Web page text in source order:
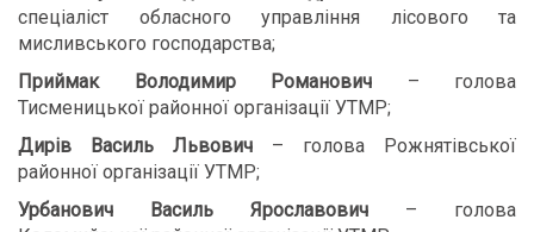
спеціаліст обласного управління лісового та
мисливського господарства;
Приймак Володимир Романович – голова
Тисменицької районної організації УТМР;
Дирів Василь Львович – голова Рожнятівської
районної організації УТМР;
Урбанович Василь Ярославович – голова